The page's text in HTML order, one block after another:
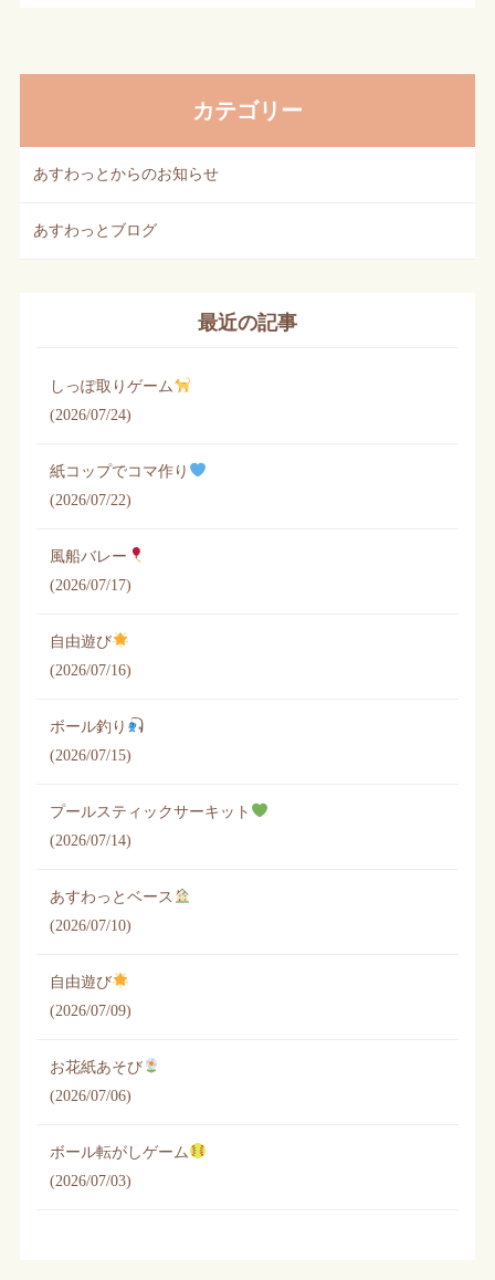
カテゴリー
あすわっとからのお知らせ
あすわっとブログ
最近の記事
しっぽ取りゲーム
(2026/07/24)
紙コップでコマ作り
(2026/07/22)
風船バレー
(2026/07/17)
自由遊び
(2026/07/16)
ボール釣り
(2026/07/15)
プールスティックサーキット
(2026/07/14)
あすわっとベース
(2026/07/10)
自由遊び
(2026/07/09)
お花紙あそび
(2026/07/06)
ボール転がしゲーム
(2026/07/03)